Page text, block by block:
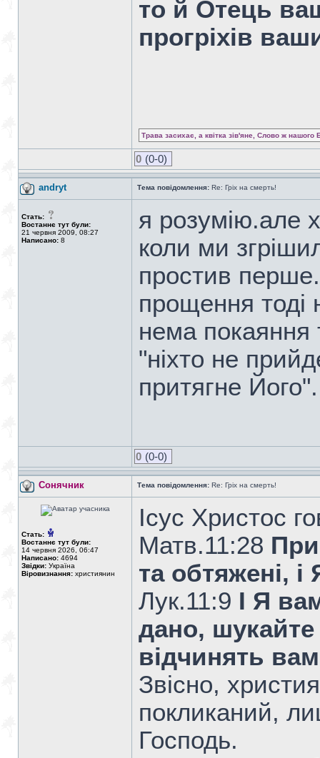
то й Отець
прогріхів
Трава засихає, а квітка зів'яне, Слово ж нашого
0 (0-0)
andryt Тема повідомлення: Re: Гріх на смерть!
Стать:
Востаннє тут були:
21 червня 2009, 08:27
Написано: 8
я розумію.але
коли ми
простив
прощення тоді
нема покаяння
"ніхто не
притягне Його".
0 (0-0)
Сонячник Тема повідомлення: Re: Гріх на смерть!
Стать:
Востаннє тут були:
14 червня 2026, 06:47
Написано: 4694
Звідки: Україна
Віровизнання: християнин
Ісус Христос
Матв.11:28
та обтяжені,
Лук.11:9 І Я
дано, шукайте
відчинять
Звісно,
покликаний,
Господь.